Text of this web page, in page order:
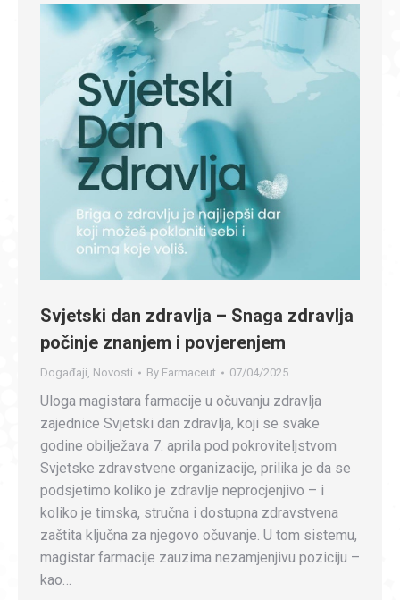
Svjetski dan zdravlja – Snaga zdravlja
počinje znanjem i povjerenjem
Događaji, Novosti By Farmaceut 07/04/2025
Uloga magistara farmacije u očuvanju zdravlja
zajednice Svjetski dan zdravlja, koji se svake
godine obilježava 7. aprila pod pokroviteljstvom
Svjetske zdravstvene organizacije, prilika je da se
podsjetimo koliko je zdravlje neprocjenjivo – i
koliko je timska, stručna i dostupna zdravstvena
zaštita ključna za njegovo očuvanje. U tom sistemu,
magistar farmacije zauzima nezamjenjivu poziciju –
kao…